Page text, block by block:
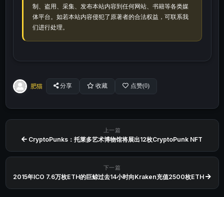
制、盗用、采集、发布本站内容到任何网站、书籍等各类媒
体平台。如若本站内容侵犯了原著者的合法权益，可联系我
们进行处理。
肥猫 分享 收藏 点赞(0)
上一篇
CryptoPunks：托莱多艺术博物馆将展出12枚CryptoPunk NFT
下一篇
2015年ICO 7.6万枚ETH的巨鲸过去14小时向Kraken充值2500枚ETH